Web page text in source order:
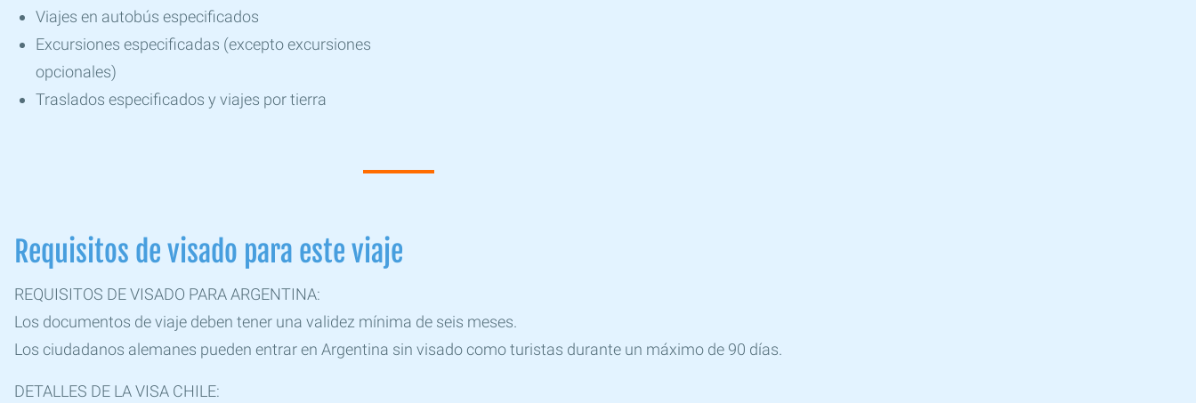
Viajes en autobús especificados
Excursiones especificadas (excepto excursiones
opcionales)
Traslados especificados y viajes por tierra
Requisitos de visado para este viaje
REQUISITOS DE VISADO PARA ARGENTINA:
Los documentos de viaje deben tener una validez mínima de seis meses.
Los ciudadanos alemanes pueden entrar en Argentina sin visado como turistas durante un máximo de 90 días.
DETALLES DE LA VISA CHILE: